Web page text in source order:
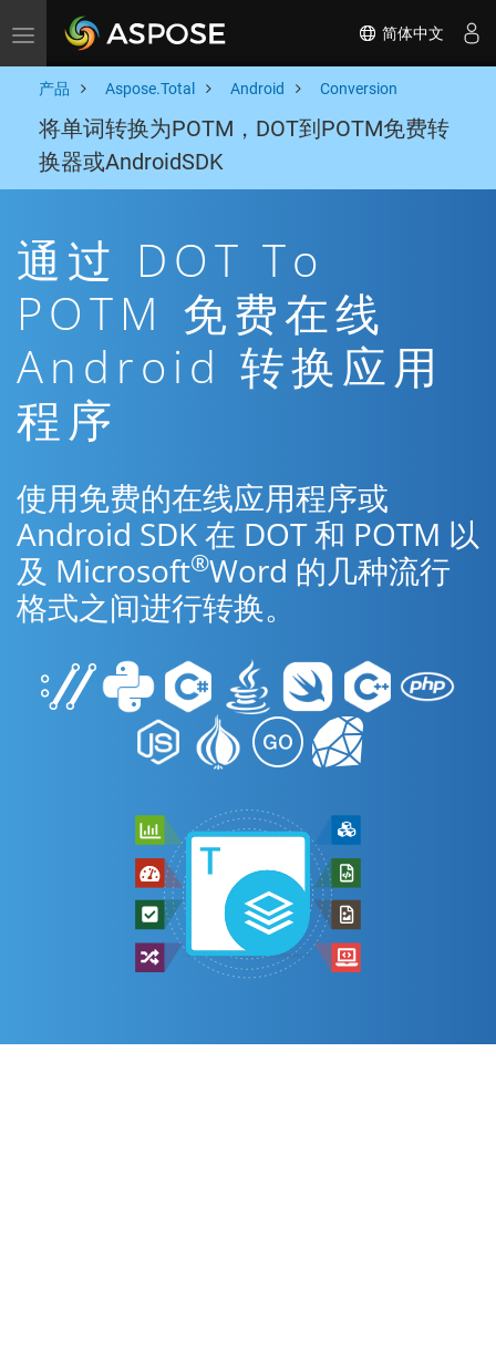
Toggle navigation 简体中文
产品 Aspose.Total Android Conversion
将单词转换为POTM，DOT到POTM免费转
换器或AndroidSDK
通过 DOT To
POTM 免费在线
Android 转换应用
程序
使用免费的在线应用程序或
Android SDK 在 DOT 和 POTM 以
及 Microsoft®Word 的几种流行
格式之间进行转换。